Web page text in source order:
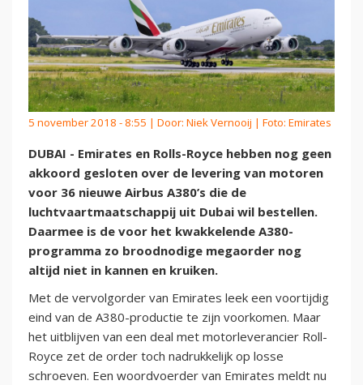
5 november 2018 - 8:55 | Door: Niek Vernooij | Foto: Emirates
DUBAI - Emirates en Rolls-Royce hebben nog geen
akkoord gesloten over de levering van motoren
voor 36 nieuwe Airbus A380’s die de
luchtvaartmaatschappij uit Dubai wil bestellen.
Daarmee is de voor het kwakkelende A380-
programma zo broodnodige megaorder nog
altijd niet in kannen en kruiken.
Met de vervolgorder van Emirates leek een voortijdig
eind van de A380-productie te zijn voorkomen. Maar
het uitblijven van een deal met motorleverancier Roll-
Royce zet de order toch nadrukkelijk op losse
schroeven. Een woordvoerder van Emirates meldt nu